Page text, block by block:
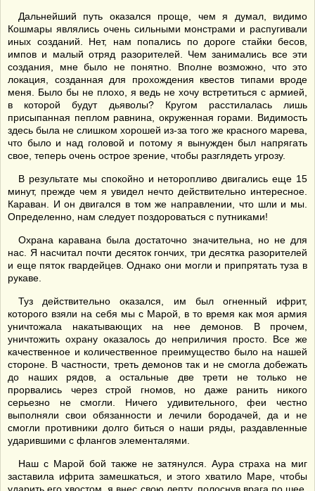
Дальнейший путь оказался проще, чем я думал, видимо
Кошмары являлись очень сильными монстрами и распугивали
иных созданий. Нет, нам попались по дороге стайки бесов,
импов и малый отряд разорителей. Чем занимались все эти
создания, мне было не понятно. Вполне возможно, что это
локация, созданная для прохождения квестов типами вроде
меня. Было бы не плохо, я ведь не хочу встретиться с армией,
в которой будут дьяволы? Кругом расстилалась лишь
присыпанная пеплом равнина, окруженная горами. Видимость
здесь была не слишком хорошей из-за того же красного марева,
что было и над головой и потому я вынужден был напрягать
свое, теперь очень острое зрение, чтобы разглядеть угрозу.
В результате мы спокойно и неторопливо двигались еще 15
минут, прежде чем я увидел нечто действительно интересное.
Караван. И он двигался в том же направлении, что шли и мы.
Определенно, нам следует поздороваться с путниками!
Охрана каравана была достаточно значительна, но не для
нас. Я насчитал почти десяток гончих, три десятка разорителей
и еще пяток гвардейцев. Однако они могли и припрятать туза в
рукаве.
Туз действительно оказался, им был огненный ифрит,
которого взяли на себя мы с Марой, в то время как моя армия
уничтожала накатывающих на нее демонов. В прочем,
уничтожить охрану оказалось до неприличия просто. Все же
качественное и количественное преимущество было на нашей
стороне. В частности, треть демонов так и не смогла добежать
до наших рядов, а остальные две трети не только не
прорвались через строй гномов, но даже ранить никого
серьезно не смогли. Ничего удивительного, феи честно
выполняли свои обязанности и лечили бородачей, да и не
смогли противники долго биться о наши ряды, раздавленные
ударившими с флангов элементалями.
Наш с Марой бой также не затянулся. Аура страха на миг
заставила ифрита замешкаться, и этого хватило Маре, чтобы